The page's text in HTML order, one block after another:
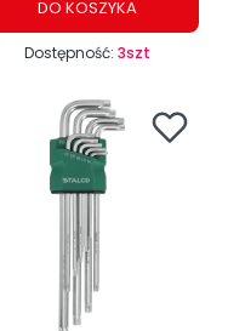
DO KOSZYKA
Dostępność: 3szt